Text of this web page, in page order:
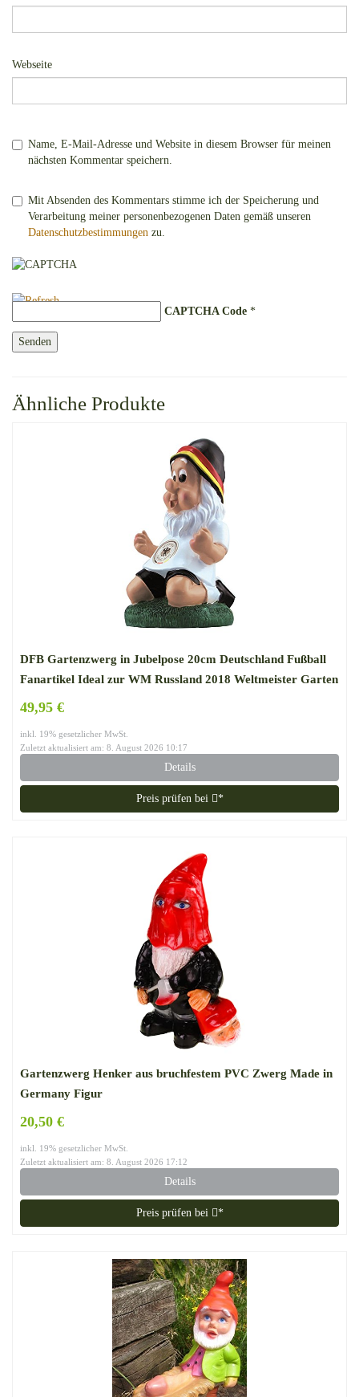
Webseite
Name, E-Mail-Adresse und Website in diesem Browser für meinen
nächsten Kommentar speichern.
Mit Absenden des Kommentars stimme ich der Speicherung und
Verarbeitung meiner personenbezogenen Daten gemäß unseren
Datenschutzbestimmungen zu.
CAPTCHA Code *
Ähnliche Produkte
DFB Gartenzwerg in Jubelpose 20cm Deutschland Fußball
Fanartikel Ideal zur WM Russland 2018 Weltmeister Garten
49,95 €
inkl. 19% gesetzlicher MwSt.
Zuletzt aktualisiert am: 8. August 2026 10:17
Details
Preis prüfen bei *
Gartenzwerg Henker aus bruchfestem PVC Zwerg Made in
Germany Figur
20,50 €
inkl. 19% gesetzlicher MwSt.
Zuletzt aktualisiert am: 8. August 2026 17:12
Details
Preis prüfen bei *